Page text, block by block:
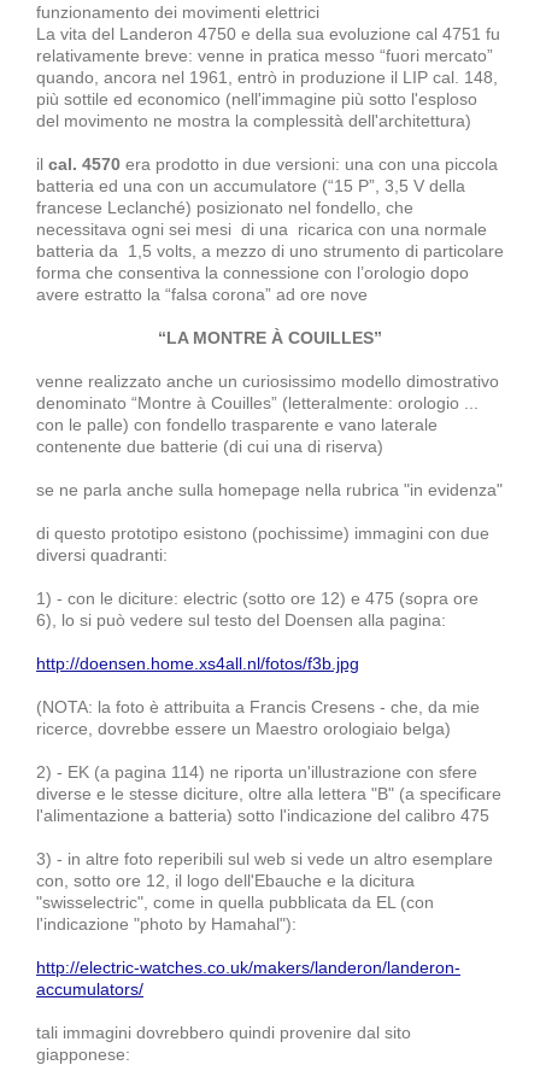
funzionamento dei movimenti elettrici
La vita del Landeron 4750 e della sua evoluzione cal 4751 fu
relativamente breve: venne in pratica messo “fuori mercato”
quando, ancora nel 1961, entrò in produzione il LIP cal. 148,
più sottile ed economico (nell'immagine più sotto l'esploso
del movimento ne mostra la complessità dell'architettura)
il cal. 4570 era prodotto in due versioni: una con una piccola
batteria ed una con un accumulatore (“15 P”, 3,5 V della
francese Leclanché) posizionato nel fondello, che
necessitava ogni sei mesi di una ricarica con una normale
batteria da 1,5 volts, a mezzo di uno strumento di particolare
forma che consentiva la connessione con l’orologio dopo
avere estratto la “falsa corona” ad ore nove
“LA MONTRE À COUILLES”
venne realizzato anche un curiosissimo modello dimostrativo
denominato “Montre à Couilles” (letteralmente: orologio ...
con le palle) con fondello trasparente e vano laterale
contenente due batterie (di cui una di riserva)
se ne parla anche sulla homepage nella rubrica "in evidenza"
di questo prototipo esistono (pochissime) immagini con due
diversi quadranti:
1) - con le diciture: electric (sotto ore 12) e 475 (sopra ore
6), lo si può vedere sul testo del Doensen alla pagina:
http://doensen.home.xs4all.nl/fotos/f3b.jpg
(NOTA: la foto è attribuita a Francis Cresens - che, da mie
ricerce, dovrebbe essere un Maestro orologiaio belga)
2) - EK (a pagina 114) ne riporta un'illustrazione con sfere
diverse e le stesse diciture, oltre alla lettera "B" (a specificare
l'alimentazione a batteria) sotto l'indicazione del calibro 475
3) - in altre foto reperibili sul web si vede un altro esemplare
con, sotto ore 12, il logo dell'Ebauche e la dicitura
"swisselectric", come in quella pubblicata da EL (con
l'indicazione "photo by Hamahal"):
http://electric-watches.co.uk/makers/landeron/landeron-
accumulators/
tali immagini dovrebbero quindi provenire dal sito
giapponese: